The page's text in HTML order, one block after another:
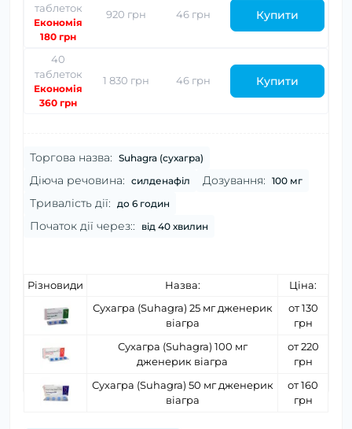
таблеток
Економія
180 грн
920 грн 46 грн Купити
40
таблеток
Економія
360 грн
1 830 грн 46 грн Купити
Торгова назва: Suhagra (сухагра)
Діюча речовина: силденафіл Дозування: 100 мг
Тривалість дії: до 6 годин
Початок дії через:: від 40 хвилин
Різновиди Назва:
Ціна:
Сухагра (Suhagra) 25 мг дженерик
віагра
от 130
грн
Сухагра (Suhagra) 100 мг
дженерик віагра
от 220
грн
Сухагра (Suhagra) 50 мг дженерик
віагра
от 160
грн